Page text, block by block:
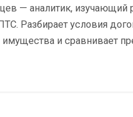
— аналитик, изучающий
Разбирает условия
имущества и сравнивает